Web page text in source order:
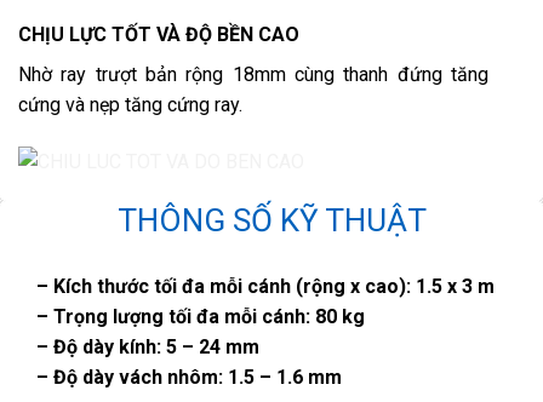
CHỊU LỰC TỐT VÀ ĐỘ BỀN CAO
Nhờ ray trượt bản rộng 18mm cùng thanh đứng tăng
cứng và nẹp tăng cứng ray.
THÔNG SỐ KỸ THUẬT
– Kích thước tối đa mỗi cánh (rộng x cao): 1.5 x 3 m
– Trọng lượng tối đa mỗi cánh: 80 kg
– Độ dày kính: 5 – 24 mm
– Độ dày vách nhôm: 1.5 – 1.6 mm